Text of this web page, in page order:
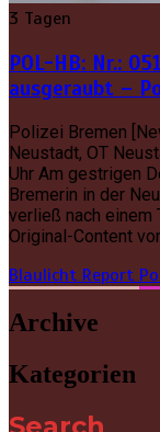
3 Tagen
POL-HB: Nr.:
ausgeraubt –
Polizei Bremen
Neustadt, OT
Uhr Am gestrigen
Bremerin in der
verließ nach einem
Original-Content
Blaulicht Report
Archive
Kategorien